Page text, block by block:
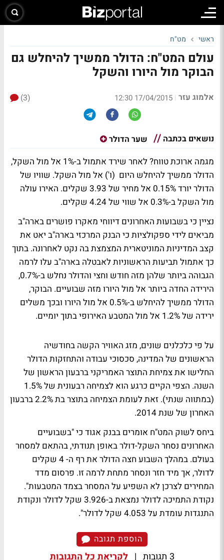
ראשי מט"ח
עולם המט"ח: הדולר ממשיך להיחלש גם
הבוקר מול היורו והשקל
אלמוג עזר |
17/04/2015 12:30
(3)
נושאים בכתבה שער הדולר
מגמה ארוכת טווח? לאחר שירד אתמול ב-1% אל מול השקל,
הדולר ממשיך להיחלש היום (ו') אל מול השקל. שוויו של
הדולר יורד 0.15% אל מחיר של 3.93 שקלים. האירו עולה
מול השקל ב-0.3% אל שווי של 4.24 שקלים.
נציין כי בשבועות האחרונים דיווחי מאקרו פושרים בארה"ב
מביאים לידי ספקולציות כי הבנק המרכזי בארה"ב יאט את
קצב המדיניות המוניטארית המצמצת בה נקט לאחרונה. בתוך
כך אתמול תביעות הראשוניות לאבטלה בארה"ב עלו לרמה
הגבוהה ביותר שלהן מזה חודש וחצי והדולר נחלש ב-0.7%,
הירידה החדה ביותר אל מול היורו מזה שבועיים. הבוקר,
הדולר ממשיך להיחלש ב-0.5% אל מול היורו ובכך משלים
ירידה של 1.2% אל מול המטבע האירופי בתוך יומיים.
על פי כלכלנים שונים, מזג האוויר הקשה בחודשיה
הראשונים של המדינה, סכסוכי עבודה והתחזקות הדולר
החלישו את צמיחת התוצר האמריקני ברבעון הראשון של
השנה. הצפי הקיים כרגע הוא לצמיחה רבעונית של 1.5%
(במתווה שנתי). זאת לעומת הצמיחה בתוצר בת 2.2% ברבעון
האחרון של שנת 2014.
ביחס לשוק המט"ח אומרים בבנק אגוד כי "בשבועיים
האחרונים נסחר השקל-דולר באופן תנודתי, בהתאם למסחר
בעולם. במהלך השבוע חצה הדולר את רף ה- 4 שקלים
לדולר, אך מיד חזר ונסחר מתחת לרמה זו. פרסום מדד
המחירים לצרכן לא השפיע על המסחר בצמד המטבעות".
נקודת התמיכה לדולר נמצאת ב-3.926 שקל לדולר ונקודת
התנגדות עומדת על 4.053 שקל לדולר".
הוספת תגובה
3 תגובות | לקריאת כל התגובות